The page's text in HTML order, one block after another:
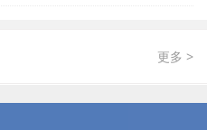
更多 >